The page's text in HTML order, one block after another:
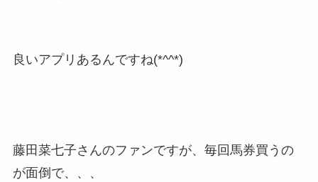
良いアプリあるんですね(*^^*)
藤田菜七子さんのファンですが、毎回馬券買うの
が面倒で、、、